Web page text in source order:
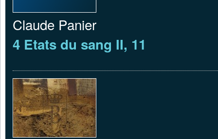
Claude Panier
4 Etats du sang II, 11